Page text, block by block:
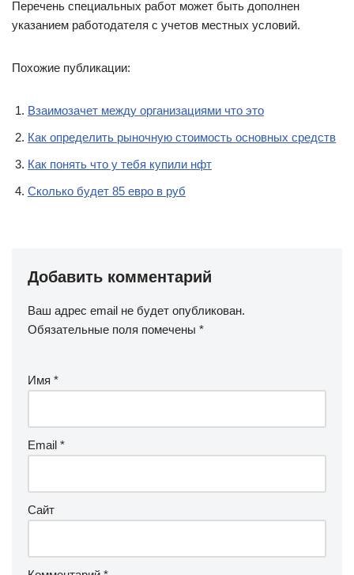
Перечень специальных работ может быть дополнен
указанием работодателя с учетов местных условий.
Похожие публикации:
Взаимозачет между организациями что это
Как определить рыночную стоимость основных средств
Как понять что у тебя купили нфт
Сколько будет 85 евро в руб
Добавить комментарий
Ваш адрес email не будет опубликован.
Обязательные поля помечены *
Имя *
Email *
Сайт